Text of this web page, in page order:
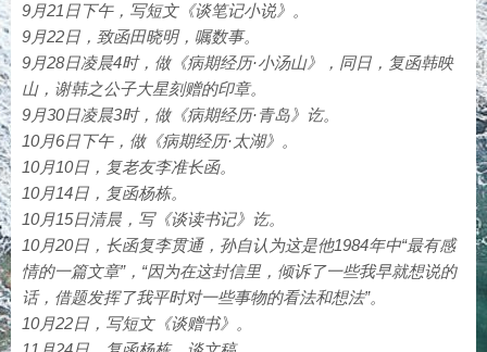
9月21日下午，写短文《谈笔记小说》。
9月22日，致函田晓明，嘱数事。
9月28日凌晨4时，做《病期经历·小汤山》，同日，复函韩映
山，谢韩之公子大星刻赠的印章。
9月30日凌晨3时，做《病期经历·青岛》讫。
10月6日下午，做《病期经历·太湖》。
10月10日，复老友李准长函。
10月14日，复函杨栋。
10月15日清晨，写《谈读书记》讫。
10月20日，长函复李贯通，孙自认为这是他1984年中“最有感
情的一篇文章”，“因为在这封信里，倾诉了一些我早就想说的
话，借题发挥了我平时对一些事物的看法和想法”。
10月22日，写短文《谈赠书》。